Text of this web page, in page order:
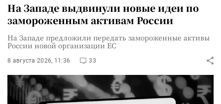
На Западе выдвинули новые идеи по
замороженным активам России
На Западе предложили передать замороженные активы
России новой организации ЕС
8 августа 2026, 11:36 33